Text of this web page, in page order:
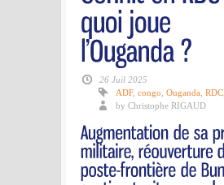
26 Juil 2025
ADF, congo Ouganda RDC
by Christophe RIGAUD